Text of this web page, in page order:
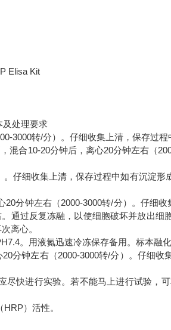
Elisa Kit
及处理要求
3000转/分）。仔细收集上清，保存过程
混合10-20分钟后，离心20分钟左右（
仔细收集上清，保存过程中如有沉淀形
分钟左右（2000-3000转/分）。仔细
通过反复冻融，以使细胞破坏并放出细
离心。
。用液氮迅速冷冻保存备用。标本融
分钟左右（2000-3000转/分）。仔细收
尽快进行实验。若不能马上进行试验，
）活性。